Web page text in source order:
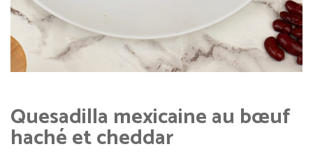
Quesadilla mexicaine au bœuf
haché et cheddar